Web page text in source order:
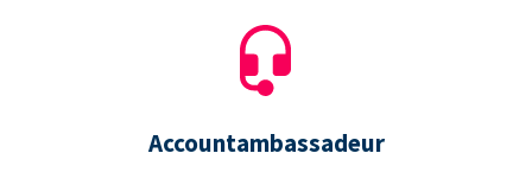
Accountambassadeur